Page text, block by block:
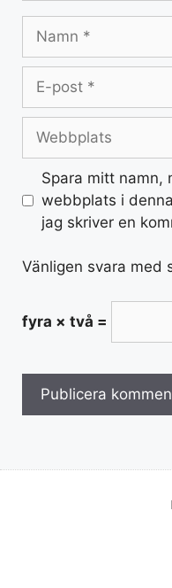
Spara mitt namn,
webbplats i
jag skriver en
Vänligen svara med
fyra × två =